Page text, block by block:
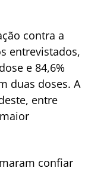
contra a
entrevistados,
e 84,6%
duas doses. A
entre
confiar